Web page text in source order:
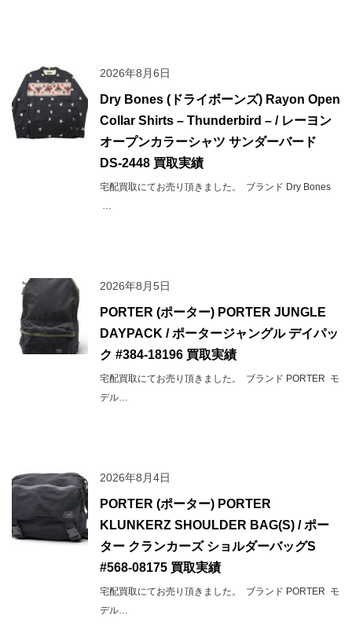
2026年8月6日
Dry Bones (ドライボーンズ) Rayon Open
Collar Shirts – Thunderbird – / レーヨン
オープンカラーシャツ サンダーバード
DS-2448 買取実績
宅配買取にてお売り頂きました。 ブランド Dry Bones
…
2026年8月5日
PORTER (ポーター) PORTER JUNGLE
DAYPACK / ポータージャングル デイパッ
ク #384-18196 買取実績
宅配買取にてお売り頂きました。 ブランド PORTER モ
デル…
2026年8月4日
PORTER (ポーター) PORTER
KLUNKERZ SHOULDER BAG(S) / ポー
ター クランカーズ ショルダーバッグS
#568-08175 買取実績
宅配買取にてお売り頂きました。 ブランド PORTER モ
デル…